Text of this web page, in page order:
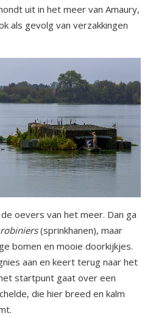
uit in het meer van Amaury,
als gevolg van verzakkingen
oevers van het meer. Dan ga
(sprinkhanen), maar
bomen en mooie doorkijkjes.
aan en keert terug naar het
startpunt gaat over een
die hier breed en kalm